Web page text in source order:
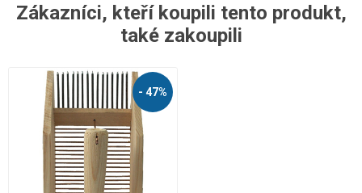
Zákazníci, kteří koupili tento produkt,
také zakoupili
- 47%